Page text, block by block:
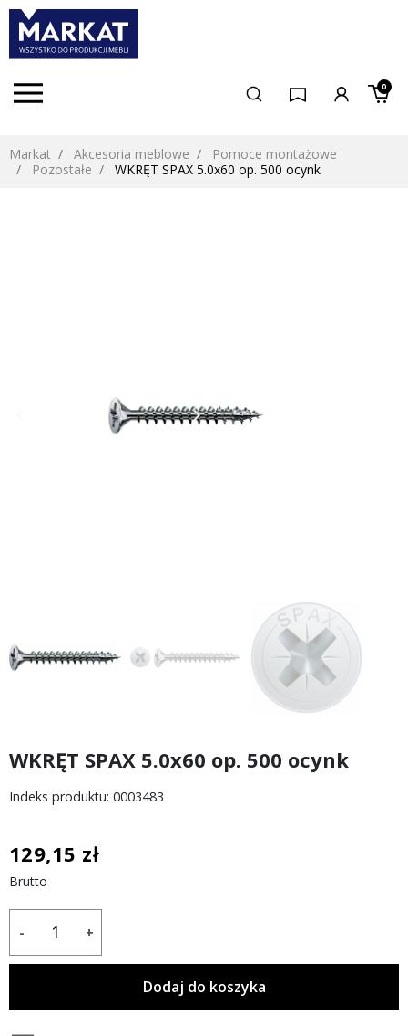
0
Markat Akcesoria meblowe
Pomoce montażowe
Pozostałe
WKRĘT SPAX 5.0x60 op. 500 ocynk
Następny
keyboard_arrow_right
WKRĘT SPAX 5.0x60 op. 500 ocynk
Indeks produktu: 0003483
129,15 zł
Brutto
- +
Dodaj do koszyka